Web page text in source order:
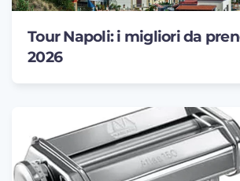
Tour Napoli: i migliori da
2026